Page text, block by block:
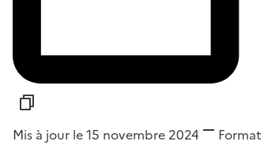
Mis à jour le 15 novembre 2024 Format